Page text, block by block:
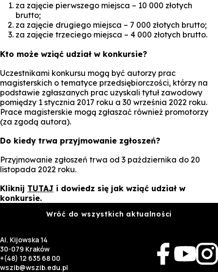
za zajęcie pierwszego miejsca – 10 000 złotych
brutto;
za zajęcie drugiego miejsca – 7 000 złotych brutto;
za zajęcie trzeciego miejsca – 4 000 złotych brutto.
Kto może wziąć udział w konkursie?
Uczestnikami konkursu mogą być autorzy prac
magisterskich o tematyce przedsiębiorczości, którzy na
podstawie zgłaszanych prac uzyskali tytuł zawodowy
pomiędzy 1 stycznia 2017 roku a 30 września 2022 roku.
Prace magisterskie mogą zgłaszać również promotorzy
(za zgodą autora).
Do kiedy trwa przyjmowanie zgłoszeń?
Przyjmowanie zgłoszeń trwa od 3 października do 20
listopada 2022 roku.
Kliknij TUTAJ i dowiedz się jak wziąć udział w
konkursie.
Wróć do wszystkich aktualności
Al. Kijowska 14
30-079 Kraków
+(48) 12 635 68 00
wszib@wszib.edu.pl